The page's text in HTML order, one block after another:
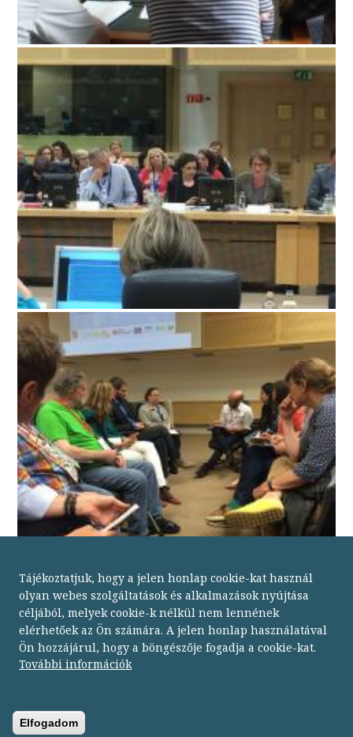
Budapesti Módszertani Szociális Központ
fax: 06 1 238 9502
Tájékoztatjuk, hogy a jelen honlap cookie-kat használ
olyan webes szolgáltatások és alkalmazások nyújtása
céljából, melyek cookie-k nélkül nem lennének
elérhetőek az Ön számára. A jelen honlap használatával
Ön hozzájárul, hogy a böngészője fogadja a cookie-kat.
További információk
Elfogadom